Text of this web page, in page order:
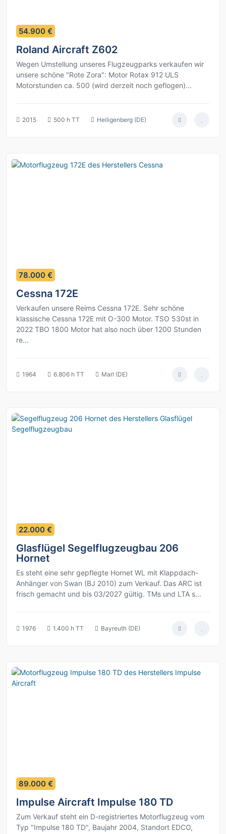
9
54.900 €
Roland Aircraft Z602
Wegen Umstellung unseres Flugzeugparks verkaufen wir
unsere schöne "Rote Zora": Motor Rotax 912 ULS
Motorstunden ca. 500 (wird derzeit noch geflogen)...
2015 500 h TT Heiligenberg (DE)
5
78.000 €
Cessna 172E
Verkaufen unsere Reims Cessna 172E. Sehr schöne
klassische Cessna 172E mit O-300 Motor. TSO 530st in
2022 TBO 1800 Motor hat also noch über 1200 Stunden
re...
1964 6.806 h TT Marl (DE)
2
22.000 €
Glasflügel Segelflugzeugbau 206
Hornet
Es steht eine sehr gepflegte Hornet WL mit Klappdach-
Anhänger von Swan (BJ 2010) zum Verkauf. Das ARC ist
frisch gemacht und bis 03/2027 gültig. TMs und LTA s...
1976 1.400 h TT Bayreuth (DE)
6
89.000 €
Impulse Aircraft Impulse 180 TD
Zum Verkauf steht ein D-registriertes Motorflugzeug vom
Typ "Impulse 180 TD", Baujahr 2004, Standort EDCO,